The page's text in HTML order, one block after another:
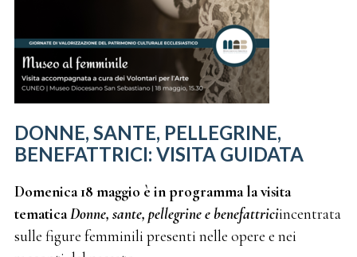
DONNE, SANTE, PELLEGRINE,
BENEFATTRICI: VISITA GUIDATA
Domenica 18 maggio è in programma la visita
tematicaDonne, sante, pellegrine e benefattriciincentrata
sulle figure femminili presenti nelle opere e nei